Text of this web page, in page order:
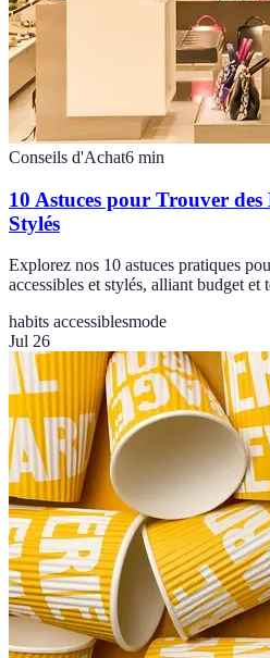
Conseils d'Achat6 min
10 Astuces pour Trouver des
Stylés
Explorez nos 10 astuces pratiques
accessibles et stylés, alliant budget et
habits accessiblesmode
Jul 26